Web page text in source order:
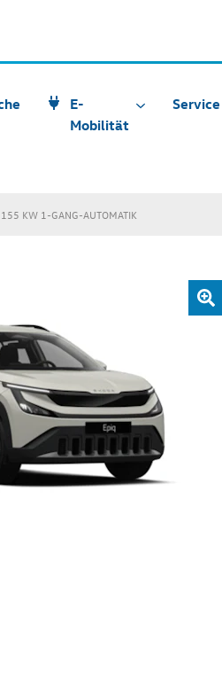
E-
Mobilität
Service
KW 1-GANG-AUTOMATIK